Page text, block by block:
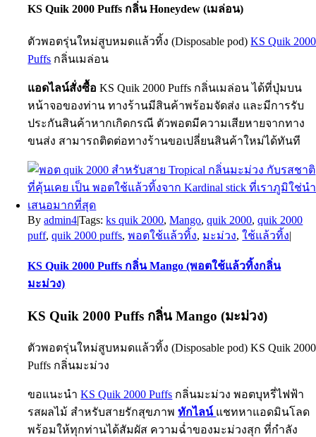
KS Quik 2000 Puffs กลิ่น Honeydew (เมล่อน)
ตัวพอตรุ่นใหม่สูบหมดแล้วทิ้ง (Disposable pod) KS Quik 2000
Puffs กลิ่นเมล่อน
แอดไลน์สั่งซื้อ KS Quik 2000 Puffs กลิ่นเมล่อน ได้ที่ปุ่มบน
หน้าจอของท่าน ทางร้านมีสินค้าพร้อมจัดส่ง และมีการรับ
ประกันสินค้าหากเกิดกรณี ตัวพอตมีความเสียหายจากทาง
ขนส่ง สามารถติดต่อทางร้านขอเปลี่ยนสินค้าใหม่ได้ทันที
Byadmin4|Tags:ks quik 2000,Mango,quik 2000,quik 2000
puff,quik 2000 puffs,พอตใช้แล้วทิ้ง, มะม่วง,ใช้แล้วทิ้ง|
KS Quik 2000 Puffs กลิ่น Mango (พอตใช้แล้วทิ้งกลิ่น
มะม่วง)
KS Quik 2000 Puffs กลิ่น Mango (มะม่วง)
ตัวพอตรุ่นใหม่สูบหมดแล้วทิ้ง (Disposable pod) KS Quik 2000
Puffs กลิ่นมะม่วง
ขอแนะนำKS Quik 2000 Puffs กลิ่นมะม่วง พอตบุหรี่ไฟฟ้า
รสผลไม้ สำหรับสายรักสุขภาพทักไลน์ แชทหาแอดมินโลด
พร้อมให้ทุกท่านได้สัมผัส ความฉ่ำของมะม่วงสุก ที่กำลัง